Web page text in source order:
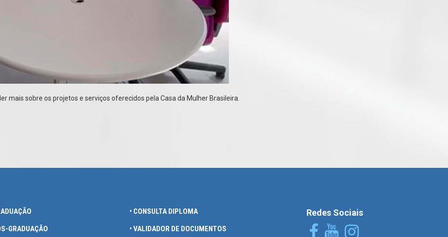
mais sobre os projetos e serviços oferecidos pela Casa da Mulher Brasileira.
GRADUAÇÃO
• CONSULTA DIPLOMA
• VALIDADOR DE DOCUMENTOS
Redes Sociais